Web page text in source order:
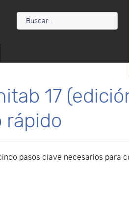
17
rápido
pasos clave necesarios para